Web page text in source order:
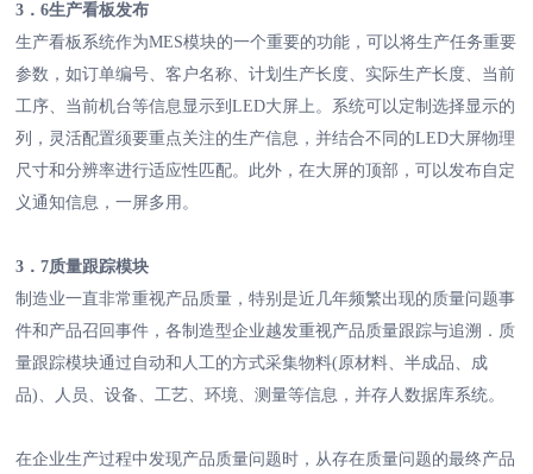
3．6生产看板发布
生产看板系统作为MES模块的一个重要的功能，可以将生产任务重要
参数，如订单编号、客户名称、计划生产长度、实际生产长度、当前
工序、当前机台等信息显示到LED大屏上。系统可以定制选择显示的
列，灵活配置须要重点关注的生产信息，并结合不同的LED大屏物理
尺寸和分辨率进行适应性匹配。此外，在大屏的顶部，可以发布自定
义通知信息，一屏多用。
3．7质量跟踪模块
制造业一直非常重视产品质量，特别是近几年频繁出现的质量问题事
件和产品召回事件，各制造型企业越发重视产品质量跟踪与追溯．质
量跟踪模块通过自动和人工的方式采集物料(原材料、半成品、成
品)、人员、设备、工艺、环境、测量等信息，并存人数据库系统。
在企业生产过程中发现产品质量问题时，从存在质量问题的最终产品